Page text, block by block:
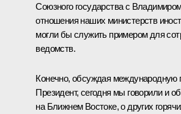
Союзного государства с
отношения наших министерств
могли бы служить примером для
ведомств.
Конечно, обсуждая международную
Президент, сегодня мы говорили и
на Ближнем Востоке, о других